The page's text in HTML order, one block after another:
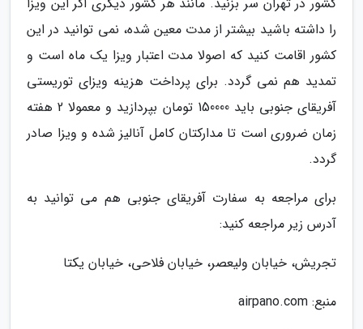
را داشته باشید بیشتر از مدت معین شده، نمی توانید در این
کشور اقامت کنید که اصولا مدت اعتبار ویزا یک ماه است و
تمدید هم نمی گردد. برای پرداخت هزینه ویزای توریستی
آفریقای جنوبی باید 150000 تومان بپردازید و معمولا 2 هفته
زمان ضروری است تا مدارکتان کامل آنالیز شده و ویزا صادر
گردد.
برای مراجعه به سفارت آفریقای جنوبی هم می توانید به
آدرس زیر مراجعه کنید:
تجریش، خیابان ولیعصر، خیابان فلاحی، خیابان یکتا
منبع: airpano.com